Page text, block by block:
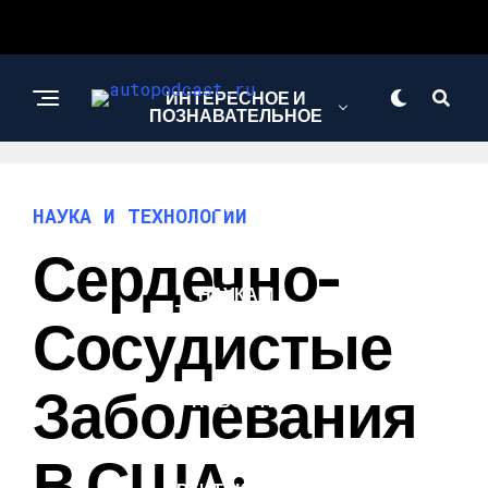
ИНТЕРЕСНОЕ И
ПОЗНАВАТЕЛЬНОЕ
АВТО
НАУКА И
ТЕХНОЛОГИИ
НОВОСТИ
НАУКА И ТЕХНОЛОГИИ
Сердечно-
Сосудистые
Заболевания